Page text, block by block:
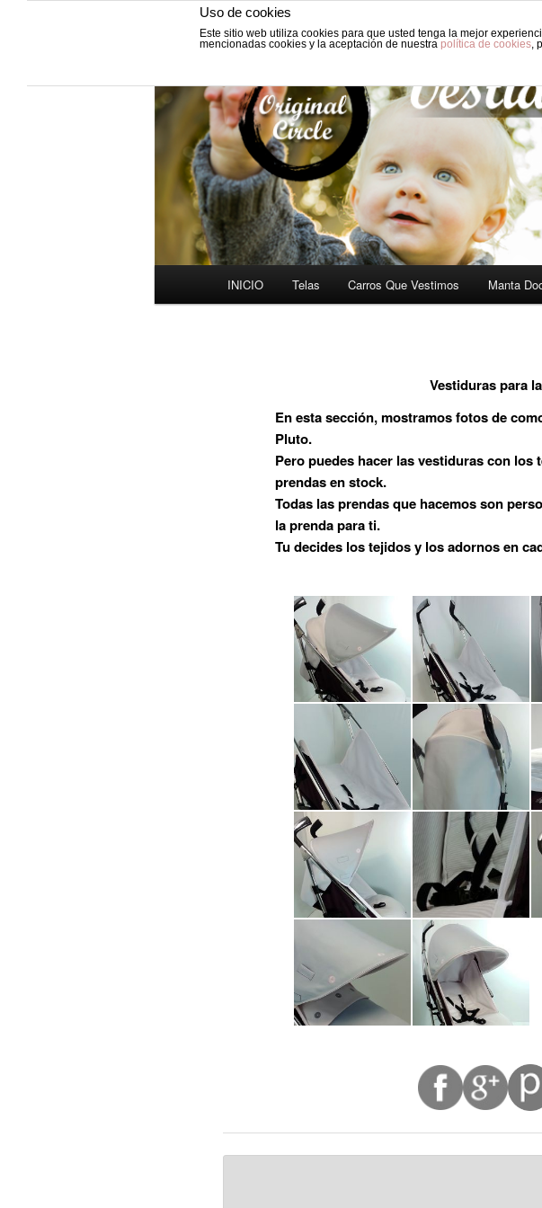
Uso de cookies
Este sitio web utiliza cookies para que usted tenga la mejor
mencionadas cookies y la aceptación de nuestra política de cookies,
VESTIDURAS
Fabricación de vestiduras para carros de Bebé:
Menú
Ir
principal
INICIO Telas Carros Que Vestimos Manta
Vestiduras para
En esta sección, mostramos fotos de
Pluto.
Pero puedes hacer las vestiduras con los
prendas en stock.
Todas las prendas que hacemos son
la prenda para ti.
Tu decides los tejidos y los adornos en